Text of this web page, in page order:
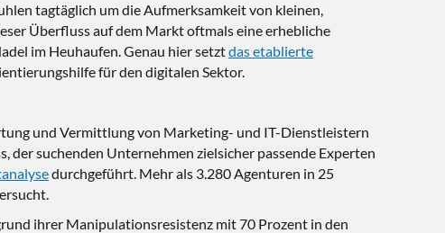
tagtäglich um die Aufmerksamkeit von kleinen,
Überfluss auf dem Markt oftmals eine erhebliche
im Heuhaufen. Genau hier setztdas etablierte
für den digitalen Sektor.
und Vermittlung von Marketing- und IT-Dienstleistern
suchenden Unternehmen zielsicher passende Experten
durchgeführt. Mehr als 3.280 Agenturen in 25
ihrer Manipulationsresistenz mit 70 Prozent in den